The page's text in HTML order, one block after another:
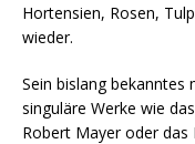
Hortensien, Rosen,
wieder.
Sein bislang bekanntes
singuläre Werke wie
Robert Mayer oder das